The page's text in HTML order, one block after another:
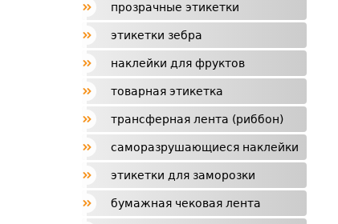
прозрачные этикетки
этикетки зебра
наклейки для фруктов
товарная этикетка
трансферная лента (риббон)
саморазрушающиеся наклейки
этикетки для заморозки
бумажная чековая лента